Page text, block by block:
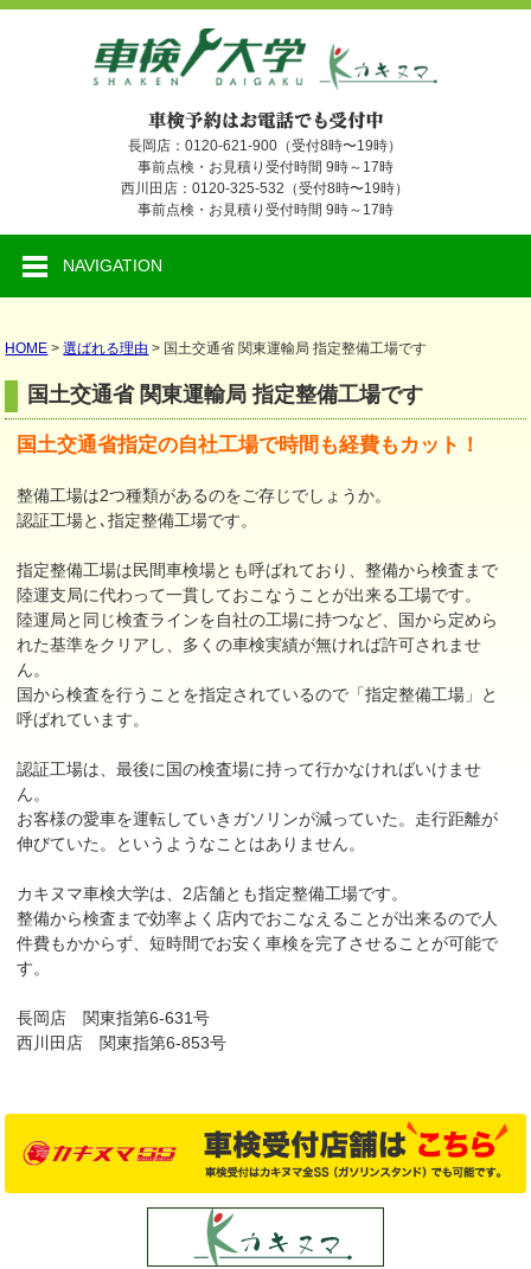
長岡店：0120-621-900（受付8時〜19時）
事前点検・お見積り受付時間 9時～17時
西川田店：0120-325-532（受付8時〜19時）
事前点検・お見積り受付時間 9時～17時
NAVIGATION
HOME >選ばれる理由 > 国土交通省 関東運輸局 指定整備工場です
国土交通省 関東運輸局 指定整備工場です
国土交通省指定の自社工場で時間も経費もカット！
整備工場は2つ種類があるのをご存じでしょうか。
認証工場と､指定整備工場です。
指定整備工場は民間車検場とも呼ばれており、整備から検査まで
陸運支局に代わって一貫しておこなうことが出来る工場です。
陸運局と同じ検査ラインを自社の工場に持つなど、国から定めら
れた基準をクリアし、多くの車検実績が無ければ許可されませ
ん。
国から検査を行うことを指定されているので「指定整備工場」と
呼ばれています。
認証工場は、最後に国の検査場に持って行かなければいけませ
ん。
お客様の愛車を運転していきガソリンが減っていた。走行距離が
伸びていた。というようなことはありません。
カキヌマ車検大学は、2店舗とも指定整備工場です。
整備から検査まで効率よく店内でおこなえることが出来るので人
件費もかからず、短時間でお安く車検を完了させることが可能で
す。
長岡店 関東指第6-631号
西川田店 関東指第6-853号